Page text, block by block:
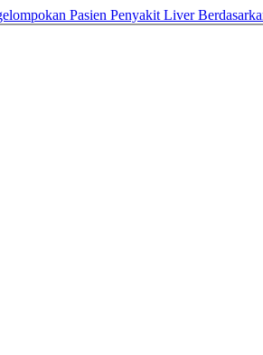
Pasien Penyakit Liver